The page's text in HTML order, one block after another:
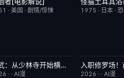
完结
·美国 ·剧情/惊悚
已完结
1975 · 日本·
结 2.0高武：从少林寺开始横扫一切
· ·AI漫
完结
2026 · · AI漫